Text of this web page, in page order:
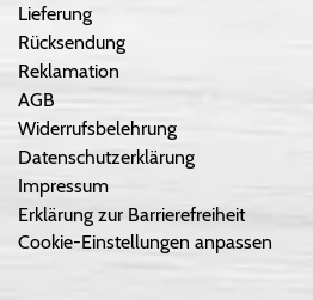
Lieferung
Rücksendung
Reklamation
AGB
Widerrufsbelehrung
Datenschutzerklärung
Impressum
Erklärung zur Barrierefreiheit
Cookie-Einstellungen anpassen